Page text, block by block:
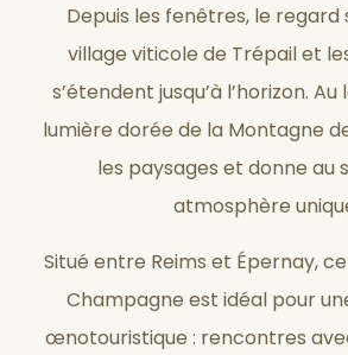
Depuis les fenêtres, le regard
village viticole de Trépail et
s’étendent jusqu’à l’horizon.
lumière dorée de la Montagne
les paysages et donne au
atmosphère
Situé entre Reims et Épernay,
Champagne est idéal pour
œnotouristique : rencontres